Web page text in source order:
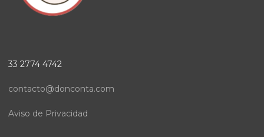
33 2774 4742
contacto@donconta.com
Aviso de Privacidad